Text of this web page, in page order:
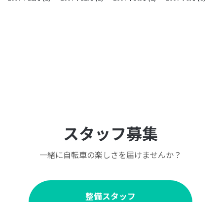
スタッフ募集
一緒に自転車の楽しさを届けませんか？
整備スタッフ